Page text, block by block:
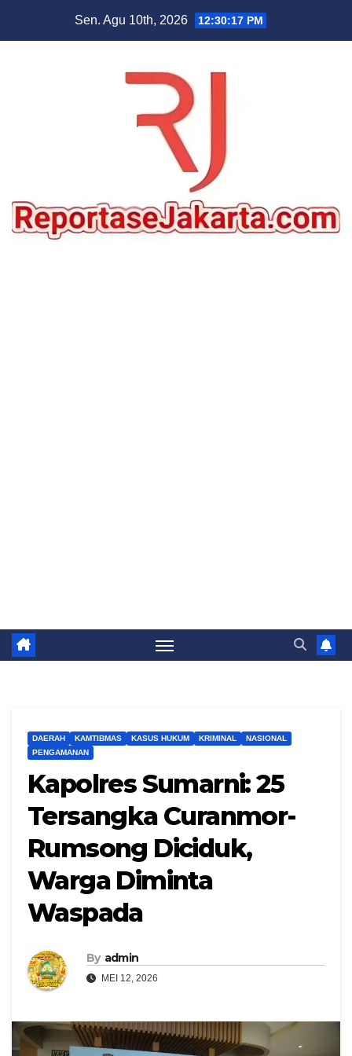
Sen. Agu 10th, 2026 12:30:18 PM
DAERAH KAMTIBMAS KASUS HUKUM KRIMINAL
NASIONAL
PENGAMANAN
Kapolres Sumarni: 25
Tersangka Curanmor-
Rumsong Diciduk,
Warga Diminta
Waspada
By admin
MEI 12, 2026